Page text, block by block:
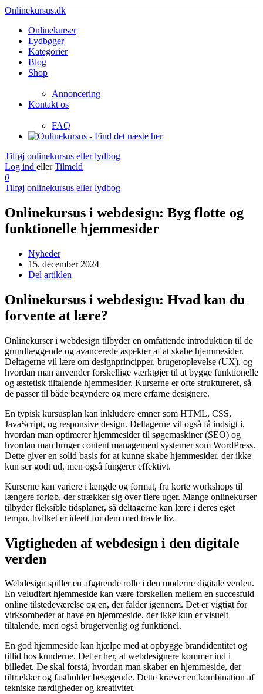
Onlinekursus.dk
Onlinekurser
Lydbøger
Kategorier
Blog
Shop
Annoncering
Kontakt os
FAQ
Tilføj onlinekursus eller lydbog
Log ind eller Tilmeld
0
Tilføj onlinekursus eller lydbog
Onlinekursus i webdesign: Byg flotte og
funktionelle hjemmesider
Nyheder
15. december 2024
Del artiklen
Onlinekursus i webdesign: Hvad kan du
forvente at lære?
Onlinekurser i webdesign tilbyder en omfattende introduktion til de
grundlæggende og avancerede aspekter af at skabe hjemmesider.
Deltagerne vil lære om designprincipper, brugeroplevelse (UX), og
hvordan man anvender forskellige værktøjer til at bygge funktionelle
og æstetisk tiltalende hjemmesider. Kurserne er ofte struktureret, så
de passer til både begyndere og mere erfarne designere.
En typisk kursusplan kan inkludere emner som HTML, CSS,
JavaScript, og responsive design. Deltagerne vil også få indsigt i,
hvordan man optimerer hjemmesider til søgemaskiner (SEO) og
hvordan man bruger content management systemer som WordPress.
Dette giver en solid basis for at kunne skabe hjemmesider, der ikke
kun ser godt ud, men også fungerer effektivt.
Kurserne kan variere i længde og format, fra korte workshops til
længere forløb, der strækker sig over flere uger. Mange onlinekurser
tilbyder fleksible tidsplaner, så deltagerne kan lære i deres eget
tempo, hvilket er ideelt for dem med travle liv.
Vigtigheden af webdesign i den digitale
verden
Webdesign spiller en afgørende rolle i den moderne digitale verden.
En veludført hjemmeside kan være forskellen mellem en succesfuld
online tilstedeværelse og en, der falder igennem. Det er vigtigt for
virksomheder at have en hjemmeside, der ikke kun er visuelt
tiltalende, men også brugervenlig og funktionel.
En god hjemmeside kan hjælpe med at opbygge brandidentitet og
tillid hos kunderne. Det er her, at webdesignere kommer ind i
billedet. De skal forstå, hvordan man skaber en hjemmeside, der
tiltrækker og fastholder besøgende. Dette kræver en kombination af
tekniske færdigheder og kreativitet.